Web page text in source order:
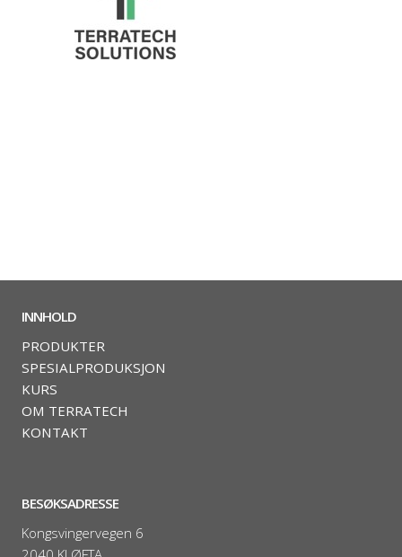
INNHOLD
PRODUKTER
SPESIALPRODUKSJON
KURS
OM TERRATECH
KONTAKT
BESØKSADRESSE
Kongsvingervegen 6